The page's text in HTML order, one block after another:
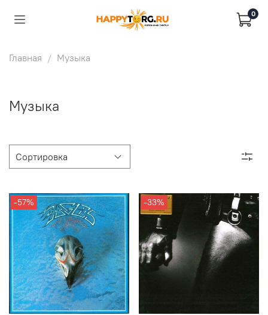
0
Главная Музыка
Музыка
-57% -33%